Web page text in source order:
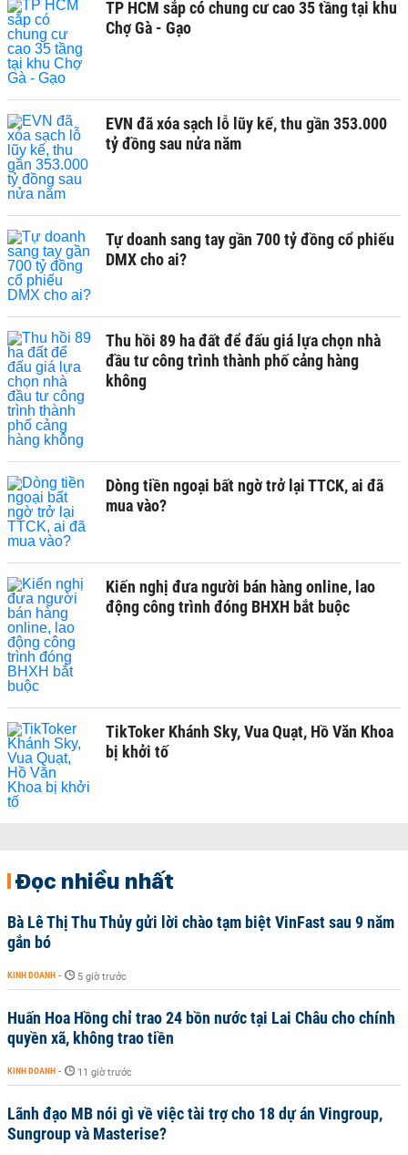
TP HCM sắp có chung cư cao 35 tầng tại khu
Chợ Gà - Gạo
EVN đã xóa sạch lỗ lũy kế, thu gần 353.000
tỷ đồng sau nửa năm
Tự doanh sang tay gần 700 tỷ đồng cổ phiếu
DMX cho ai?
Thu hồi 89 ha đất để đấu giá lựa chọn nhà
đầu tư công trình thành phố cảng hàng
không
Dòng tiền ngoại bất ngờ trở lại TTCK, ai đã
mua vào?
Kiến nghị đưa người bán hàng online, lao
động công trình đóng BHXH bắt buộc
TikToker Khánh Sky, Vua Quạt, Hồ Văn Khoa
bị khởi tố
Đọc nhiều nhất
Bà Lê Thị Thu Thủy gửi lời chào tạm biệt VinFast sau 9 năm
gắn bó
KINH DOANH - 5 giờ trước
Huấn Hoa Hồng chỉ trao 24 bồn nước tại Lai Châu cho chính
quyền xã, không trao tiền
KINH DOANH - 11 giờ trước
Lãnh đạo MB nói gì về việc tài trợ cho 18 dự án Vingroup,
Sungroup và Masterise?